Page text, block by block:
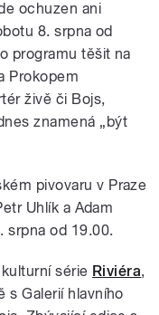
ochuzen ani
8. srpna od
programu těšit na
Prokopem
živě či Bojs,
znamená „být
pivovaru v Praze
Uhlík a Adam
srpna od 19.00.
série Riviéra,
s Galerií hlavního